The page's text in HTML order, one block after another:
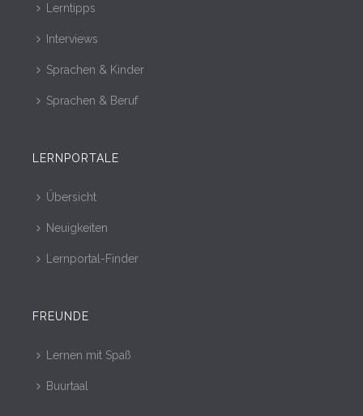
Lerntipps
Interviews
Sprachen & Kinder
Sprachen & Beruf
LERNPORTALE
Übersicht
Neuigkeiten
Lernportal-Finder
FREUNDE
Lernen mit Spaß
Buurtaal